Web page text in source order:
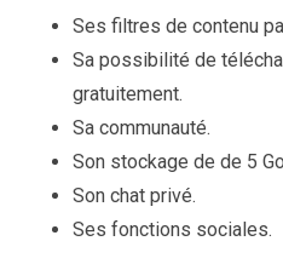
Ses filtres de contenu
Sa possibilité de
gratuitement.
Sa communauté.
Son stockage de de 5
Son chat privé.
Ses fonctions sociales.